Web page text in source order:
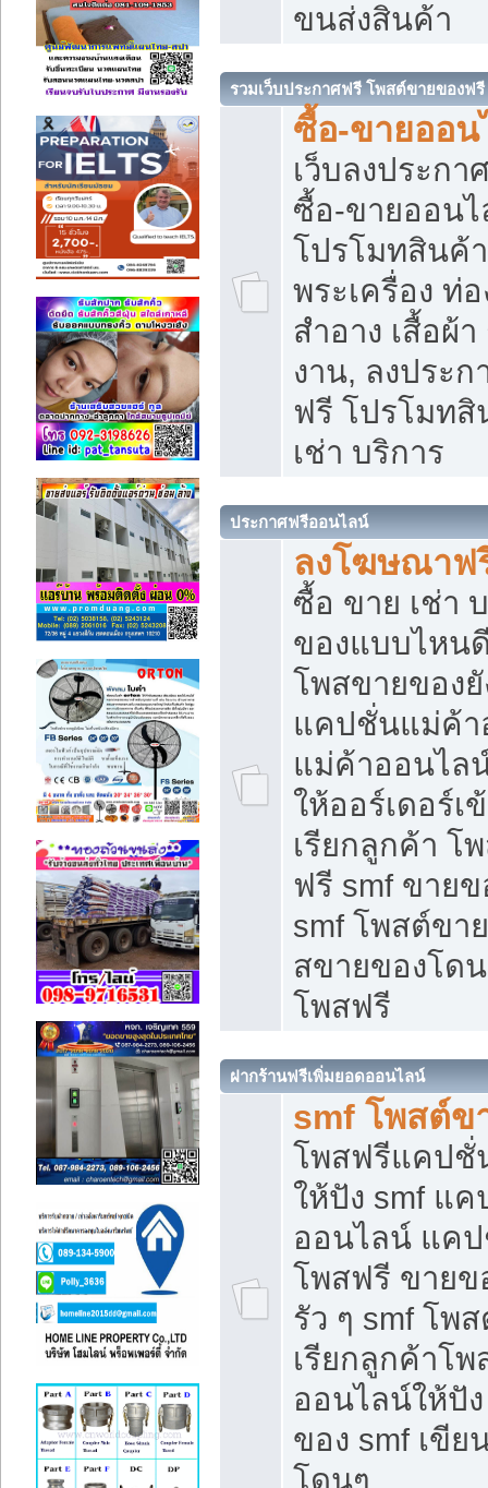
ขนส่งสินค้า
รวมเว็บประกาศฟรี โพสต์ขายของฟรี
ซื้อ-ขายออน
เว็บลงประก
ซื้อ-ขายออน
โปรโมทสินค้
พระเครื่อง ท่อ
สำอาง เสื้อผ้
งาน, ลงประ
ฟรี โปรโมท
เช่า บริการ
ประกาศฟรีออนไลน์
ลงโฆษณาฟ
ซื้อ ขาย เช่า
ของแบบไหน
โพสขายของยั
แคปชั่นแม่ค้
แม่ค้าออนไล
ให้ออร์เดอร์เ
เรียกลูกค้า โ
ฟรี smf ขาย
smf โพสต์ขา
สขายของโด
โพสฟรี
ฝากร้านฟรีเพิ่มยอดออนไลน์
smf โพสต์ข
โพสฟรีแคปชั่
ให้ปัง smf แ
ออนไลน์ แค
โพสฟรี ขายข
รัว ๆ smf โพ
เรียกลูกค้าโ
ออนไลน์ให้ปั
ของ smf เขี
โดนๆ